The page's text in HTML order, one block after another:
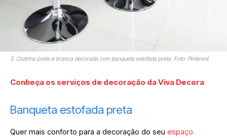
5. Cozinha preta e branca decorada com banqueta estofada preta. Foto: Pinterest
Conheça os serviços de decoração da Viva Decora
Banqueta estofada preta
Quer mais conforto para a decoração do seu espaço